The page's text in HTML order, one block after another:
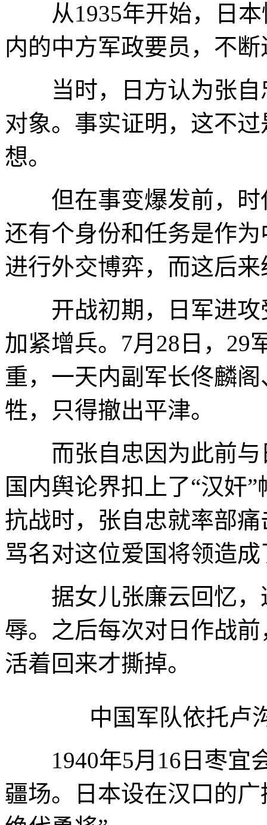
从1935年开始，日本
内的中方军政要员，不
当时，日方认为张自
对象。事实证明，这不
想。
但在事变爆发前，时
还有个身份和任务是作
进行外交博弈，而这后
开战初期，日军进攻
加紧增兵。7月28日，29
重，一天内副军长佟麟
牲，只得撤出平津。
而张自忠因为此前与
国内舆论界扣上了“汉奸
抗战时，张自忠就率部
骂名对这位爱国将领造
据女儿张廉云回忆，
辱。之后每次对日作战
活着回来才撕掉。
中国军队依托卢
1940年5月16日枣宜
疆场。日本设在汉口的